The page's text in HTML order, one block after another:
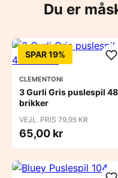
Du er
SPAR 19%
CLEMENTONI
3 Gurli Gris puslespil 48
brikker
VEJL. PRIS 79,95 KR
65,00 kr